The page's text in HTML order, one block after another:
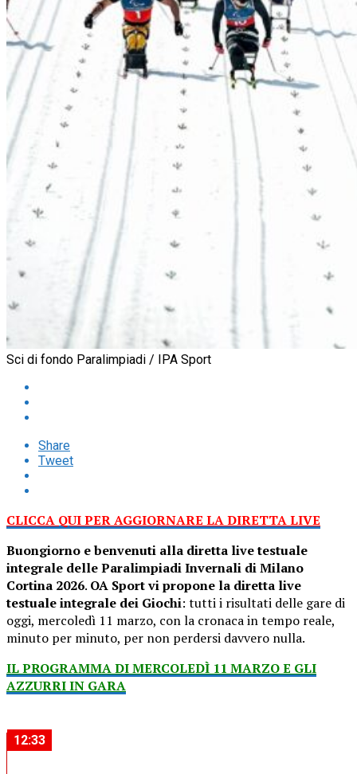
Sci di fondo Paralimpiadi / IPA Sport
Share
Tweet
CLICCA QUI PER AGGIORNARE LA DIRETTA LIVE
Buongiorno e benvenuti alla diretta live testuale
integrale delle Paralimpiadi Invernali di Milano
Cortina 2026. OA Sport vi propone la diretta live
testuale integrale dei Giochi: tutti i risultati delle gare di
oggi, mercoledì 11 marzo, con la cronaca in tempo reale,
minuto per minuto, per non perdersi davvero nulla.
IL PROGRAMMA DI MERCOLEDÌ 11 MARZO E GLI
AZZURRI IN GARA
12:33